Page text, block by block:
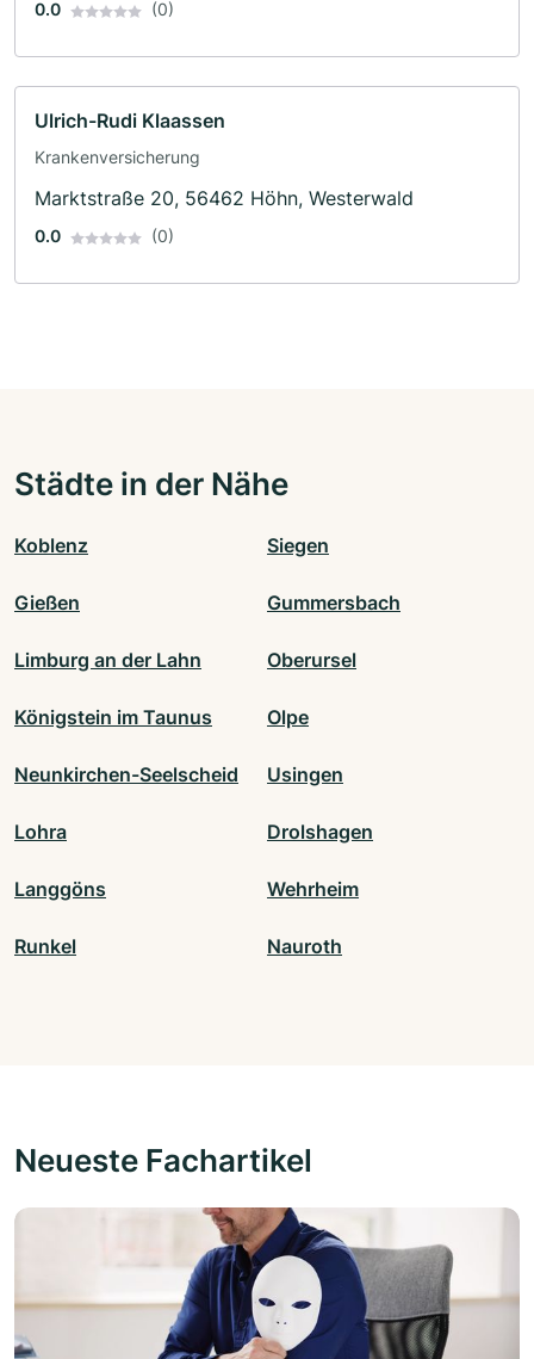
0.0 (0)
Ulrich-Rudi Klaassen
Krankenversicherung
Marktstraße 20, 56462 Höhn, Westerwald
0.0 (0)
Städte in der Nähe
Koblenz Siegen
Gießen Gummersbach
Limburg an der Lahn Oberursel
Königstein im Taunus Olpe
Neunkirchen-Seelscheid Usingen
Lohra Drolshagen
Langgöns Wehrheim
Runkel Nauroth
Neueste Fachartikel